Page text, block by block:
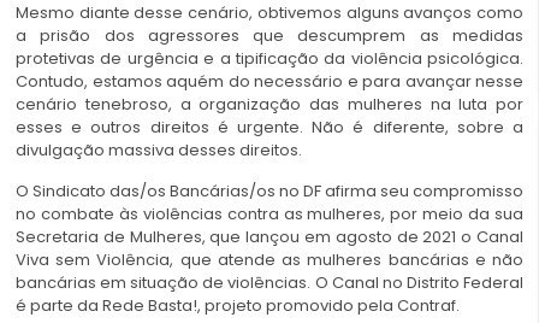
Mesmo diante desse cenário, obtivemos alguns avanços como
a prisão dos agressores que descumprem as medidas
protetivas de urgência e a tipificação da violência psicológica.
Contudo, estamos aquém do necessário e para avançar nesse
cenário tenebroso, a organização das mulheres na luta por
esses e outros direitos é urgente. Não é diferente, sobre a
divulgação massiva desses direitos.
O Sindicato das/os Bancárias/os no DF afirma seu compromisso
no combate às violências contra as mulheres, por meio da sua
Secretaria de Mulheres, que lançou em agosto de 2021 o Canal
Viva sem Violência, que atende as mulheres bancárias e não
bancárias em situação de violências. O Canal no Distrito Federal
é parte da Rede Basta!, projeto promovido pela Contraf.